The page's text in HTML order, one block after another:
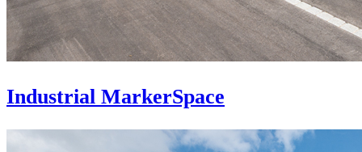
Industrial MarkerSpace